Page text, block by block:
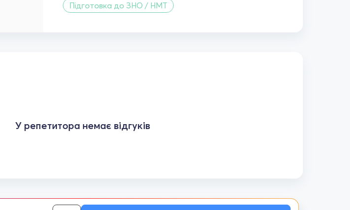
Підготовка до ЗНО / НМТ
У репетитора немає відгуків